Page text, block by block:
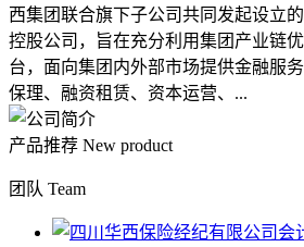
西集团联合旗下子公司共同发起设立
控股公司，旨在充分利用集团产业链
台，面向集团内外部市场提供金融服
保理、融资租赁、资本运营、...
产品推荐 New product
团队 Team